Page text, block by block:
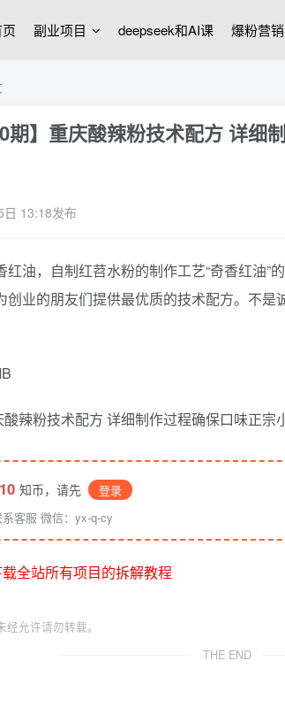
副业项目 deepseek和AI课 爆粉营销
期】重庆酸辣粉技术配方 详细
13:18发布
红油，自制红苕水粉的制作工艺“奇香红油”
创业的朋友们提供最优质的技术配方。不
10 知币，请先
登录
客服 微信：yx-q-cy
全站所有项目的拆解教程
允许请勿转载。
THE END